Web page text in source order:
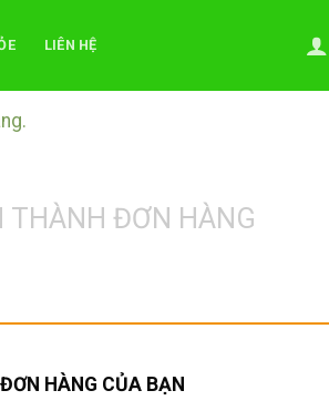
LIÊN HỆ
THÀNH ĐƠN HÀNG
ĐƠN HÀNG CỦA BẠN